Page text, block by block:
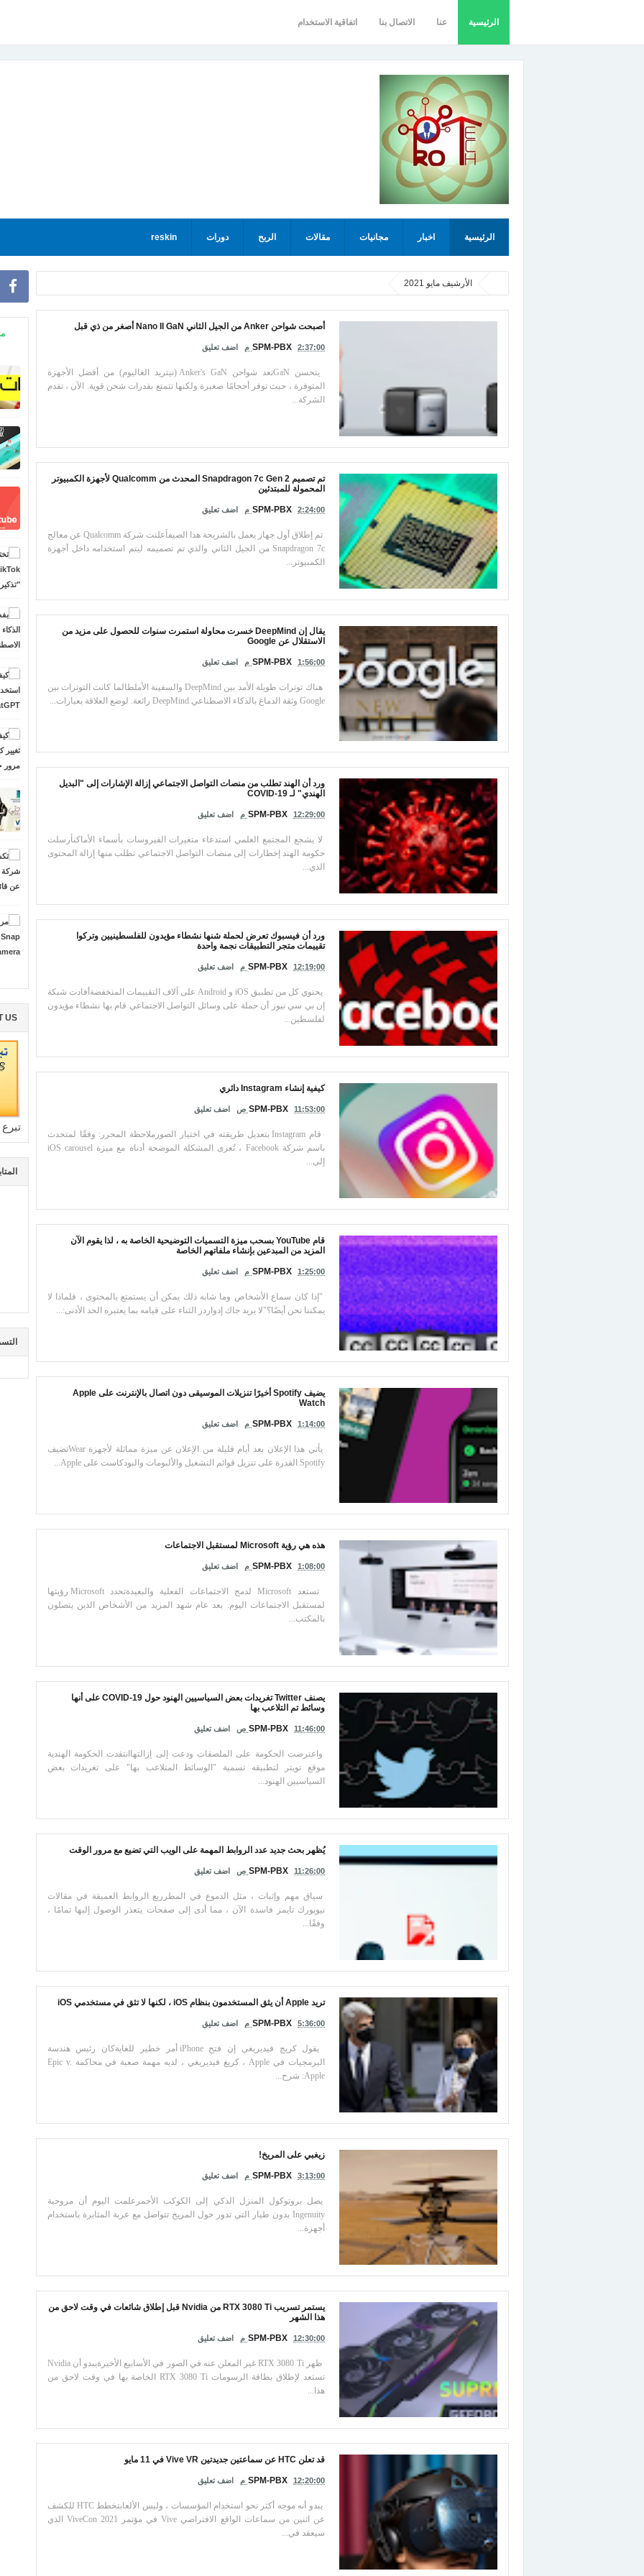
الرئيسية عنا الاتصال بنا اتفاقية الاستخدام
الرئيسية اخبار مجانيات مقالات الربح دورات reskin
الأرشيف مايو 2021
أصبحت شواحن Anker من الجيل الثاني Nano II GaN أصغر من ذي قبل
SPM-PBX 2:37:00 م اضف تعليق
يتحسن GaNتعد شواحن Anker's GaN (نيتريد الغاليوم) من أفضل الأجهزة
المتوفرة ، حيث توفر أحجامًا صغيرة ولكنها تتمتع بقدرات شحن قوية. الآن ، تقدم
الشركة...
تم تصميم Snapdragon 7c Gen 2 المحدث من Qualcomm لأجهزة الكمبيوتر
المحمولة للمبتدئين
SPM-PBX 2:24:00 م اضف تعليق
تم إطلاق أول جهاز يعمل بالشريحة هذا الصيفأعلنت شركة Qualcomm عن معالج
Snapdragon 7c من الجيل الثاني والذي تم تصميمه ليتم استخدامه داخل أجهزة
الكمبيوتر...
يقال إن DeepMind خسرت محاولة استمرت سنوات للحصول على مزيد من
الاستقلال عن Google
SPM-PBX 1:56:00 م اضف تعليق
هناك توترات طويلة الأمد بين DeepMind والسفينة الأملطالما كانت التوترات بين
Google وثقة الدماغ بالذكاء الاصطناعي DeepMind رائعة. لوضع العلاقة بعبارات...
ورد أن الهند تطلب من منصات التواصل الاجتماعي إزالة الإشارات إلى "البديل
الهندي" لـ COVID-19
SPM-PBX 12:29:00 م اضف تعليق
لا يشجع المجتمع العلمي استدعاء متغيرات الفيروسات بأسماء الأماكنأرسلت
حكومة الهند إخطارات إلى منصات التواصل الاجتماعي تطلب منها إزالة المحتوى
الذي...
ورد أن فيسبوك تعرض لحملة شنها نشطاء مؤيدون للفلسطينيين وتركوا
تقييمات متجر التطبيقات نجمة واحدة
SPM-PBX 12:19:00 م اضف تعليق
يحتوي كل من تطبيق iOS و Android على آلاف التقييمات المنخفضةأفادت شبكة
إن بي سي نيوز أن حملة على وسائل التواصل الاجتماعي قام بها نشطاء مؤيدون
لفلسطين...
كيفية إنشاء Instagram دائري
SPM-PBX 11:53:00 ص اضف تعليق
قام Instagram بتعديل طريقته في اختيار الصورملاحظة المحرر: وفقًا لمتحدث
باسم شركة Facebook ، تُعزى المشكلة الموضحة أدناه مع ميزة iOS carousel
إلى...
قام YouTube بسحب ميزة التسميات التوضيحية الخاصة به ، لذا يقوم الآن
المزيد من المبدعين بإنشاء ملفاتهم الخاصة
SPM-PBX 1:25:00 م اضف تعليق
"إذا كان سماع الأشخاص وما شابه ذلك يمكن أن يستمتع بالمحتوى ، فلماذا لا
يمكننا نحن أيضًا؟"لا يريد جاك إدواردز الثناء على قيامه بما يعتبره الحد الأدنى:...
يضيف Spotify أخيرًا تنزيلات الموسيقى دون اتصال بالإنترنت على Apple
Watch
SPM-PBX 1:14:00 م اضف تعليق
يأتي هذا الإعلان بعد أيام قليلة من الإعلان عن ميزة مماثلة لأجهزة Wearتضيف
Spotify القدرة على تنزيل قوائم التشغيل والألبومات والبودكاست على Apple...
هذه هي رؤية Microsoft لمستقبل الاجتماعات
SPM-PBX 1:08:00 م اضف تعليق
تستعد Microsoft لدمج الاجتماعات الفعلية والبعيدةتحدد Microsoft رؤيتها
لمستقبل الاجتماعات اليوم. بعد عام شهد المزيد من الأشخاص الذين يتصلون
بالمكتب...
يصنف Twitter تغريدات بعض السياسيين الهنود حول COVID-19 على أنها
وسائط تم التلاعب بها
SPM-PBX 11:46:00 ص اضف تعليق
واعترضت الحكومة على الملصقات ودعت إلى إزالتهاانتقدت الحكومة الهندية
موقع تويتر لتطبيقه تسمية "الوسائط المتلاعب بها" على تغريدات بعض
السياسيين الهنود...
يُظهر بحث جديد عدد الروابط المهمة على الويب التي تضيع مع مرور الوقت
SPM-PBX 11:26:00 ص اضف تعليق
سياق مهم وإثبات ، مثل الدموع في المطرربع الروابط العميقة في مقالات
نيويورك تايمز فاسدة الآن ، مما أدى إلى صفحات يتعذر الوصول إليها تمامًا ،
وفقًا...
تريد Apple أن يثق المستخدمون بنظام iOS ، لكنها لا تثق في مستخدمي iOS
SPM-PBX 5:36:00 م اضف تعليق
يقول كريج فيديريغي إن فتح iPhone أمر خطير للغايةكان رئيس هندسة
البرمجيات في Apple ، كريغ فيديريغي ، لديه مهمة صعبة في محاكمة Epic v.
Apple: شرح...
زيغبي على المريخ!
SPM-PBX 3:13:00 م اضف تعليق
يصل بروتوكول المنزل الذكي إلى الكوكب الأحمرعلمت اليوم أن مروحية
Ingenuity بدون طيار التي تدور حول المريخ تتواصل مع عربة المثابرة باستخدام
أجهزة...
يستمر تسريب RTX 3080 Ti من Nvidia قبل إطلاق شائعات في وقت لاحق من
هذا الشهر
SPM-PBX 12:30:00 م اضف تعليق
ظهر RTX 3080 Ti غير المعلن عنه في الصور في الأسابيع الأخيرةيبدو أن Nvidia
تستعد لإطلاق بطاقة الرسومات RTX 3080 Ti الخاصة بها في وقت لاحق من
هذا...
قد تعلن HTC عن سماعتين جديدتين Vive VR في 11 مايو
SPM-PBX 12:20:00 م اضف تعليق
يبدو أنه موجه أكثر نحو استخدام المؤسسات ، وليس الألعابتخطط HTC للكشف
عن اثنين من سماعات الواقع الافتراضي Vive في مؤتمر ViveCon 2021 الذي
سيعقد في...
US